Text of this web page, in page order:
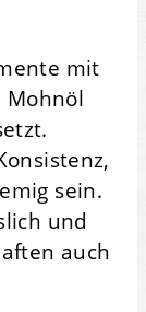
mit
Mohnöl
sein.
und
auch